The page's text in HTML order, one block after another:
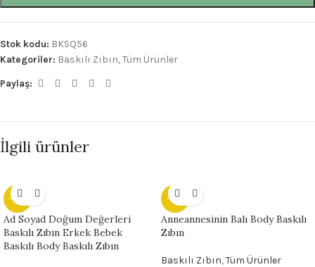
Stok kodu: BKSQ56
Kategoriler: Baskılı Zıbın,Tüm Ürünler
Paylaş:
İlgili ürünler
- 28%
Ad Soyad Doğum Değerleri
Baskılı Zıbın Erkek Bebek
Baskılı Body Baskılı Zıbın
- 28%
Anneannesinin Balı Body Baskılı
Zıbın
Baskılı Zıbın,Tüm Ürünler